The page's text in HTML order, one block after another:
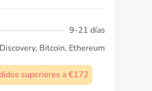
9-21 días
Bitcoin, Ethereum
superiores a €172